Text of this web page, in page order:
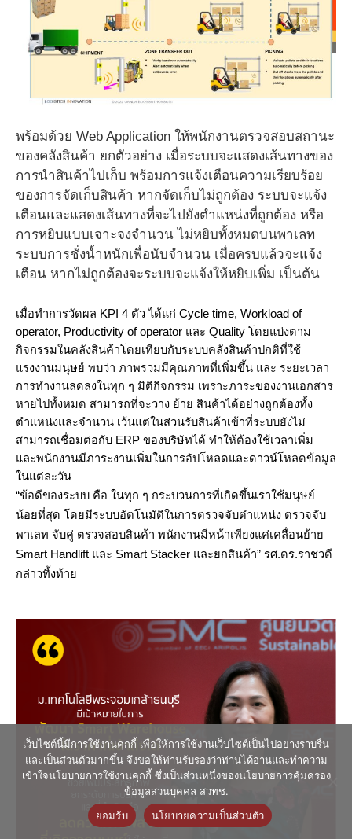
พร้อมด้วย Web Application ให้พนักงานตรวจสอบสถานะ
ของคลังสินค้า ยกตัวอย่าง เมื่อระบบจะแสดงเส้นทางของ
การนำสินค้าไปเก็บ พร้อมการแจ้งเตือนความเรียบร้อย
ของการจัดเก็บสินค้า หากจัดเก็บไม่ถูกต้อง ระบบจะแจ้ง
เตือนและแสดงเส้นทางที่จะไปยังตำแหน่งที่ถูกต้อง หรือ
การหยิบแบบเจาะจงจำนวน ไม่หยิบทั้งหมดบนพาเลท
ระบบการชั่งน้ำหนักเพื่อนับจำนวน เมื่อครบแล้วจะแจ้ง
เตือน หากไม่ถูกต้องจะระบบจะแจ้งให้หยิบเพิ่ม เป็นต้น
เมื่อทำการวัดผล KPI 4 ตัว ได้แก่ Cycle time, Workload of
operator, Productivity of operator และ Quality โดยแบ่งตาม
กิจกรรมในคลังสินค้าโดยเทียบกับระบบคลังสินค้าปกติที่ใช้
แรงงานมนุษย์ พบว่า ภาพรวมมีคุณภาพที่เพิ่มขึ้น และ ระยะเวลา
การทำงานลดลงในทุก ๆ มิติกิจกรรม เพราะภาระของงานเอกสาร
หายไปทั้งหมด สามารถที่จะวาง ย้าย สินค้าได้อย่างถูกต้องทั้ง
ตำแหน่งและจำนวน เว้นแต่ในส่วนรับสินค้าเข้าที่ระบบยังไม่
สามารถเชื่อมต่อกับ ERP ของบริษัทได้ ทำให้ต้องใช้เวลาเพิ่ม
และพนักงานมีภาระงานเพิ่มในการอัปโหลดและดาวน์โหลดข้อมูล
ในแต่ละวัน
“ข้อดีของระบบ คือ ในทุก ๆ กระบวนการที่เกิดขึ้นเราใช้มนุษย์
น้อยที่สุด โดยมีระบบอัตโนมัติในการตรวจจับตำแหน่ง ตรวจจับ
พาเลท จับคู่ ตรวจสอบสินค้า พนักงานมีหน้าเพียงแค่เคลื่อนย้าย
Smart Handlift และ Smart Stacker และยกสินค้า” รศ.ดร.ราชวดี
กล่าวทิ้งท้าย
เว็บไซต์นี้มีการใช้งานคุกกี้ เพื่อให้การใช้งานเว็บไซต์เป็นไปอย่างราบรื่น
และเป็นส่วนตัวมากขึ้น จึงขอให้ท่านรับรองว่าท่านได้อ่านและทำความ
เข้าใจนโยบายการใช้งานคุกกี้ ซึ่งเป็นส่วนหนึ่งของนโยบายการคุ้มครอง
ข้อมูลส่วนบุคคล สวทช.
ยอมรับ
นโยบายความเป็นส่วนตัว